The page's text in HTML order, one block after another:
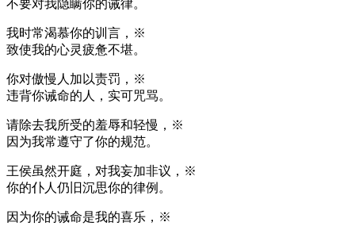
不要对我隐瞒你的诫律。
我时常渴慕你的训言，※
致使我的心灵疲惫不堪。
你对傲慢人加以责罚，※
违背你诫命的人，实可咒骂。
请除去我所受的羞辱和轻慢，※
因为我常遵守了你的规范。
王侯虽然开庭，对我妄加非议，※
你的仆人仍旧沉思你的律例。
因为你的诫命是我的喜乐，※